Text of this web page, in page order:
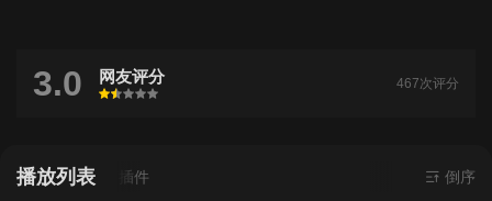
3.0 网友评分
很差
较差还行推荐力荐
467次评分
播放列表
无需安装任何插件 倒序